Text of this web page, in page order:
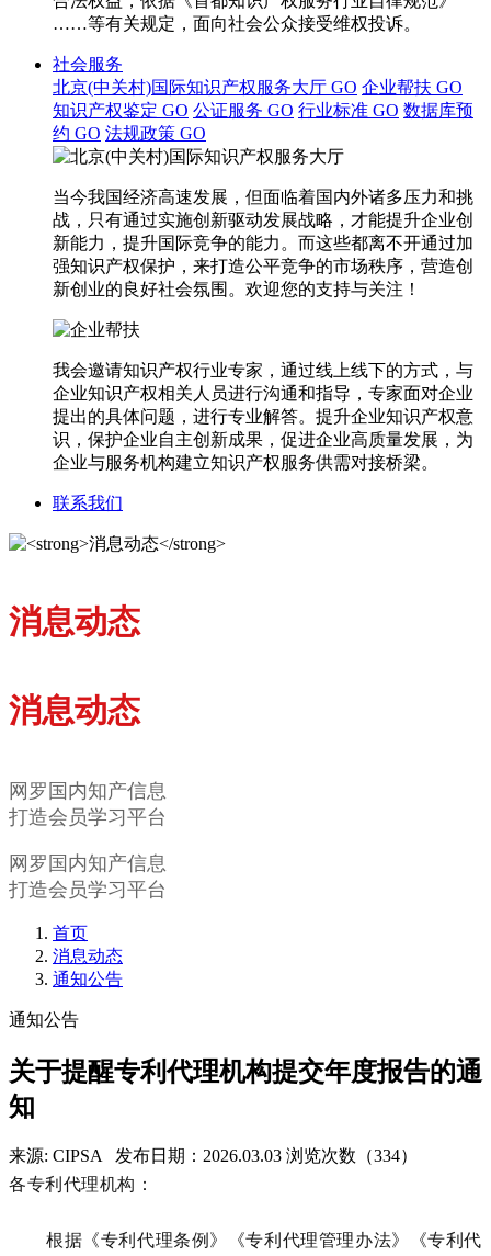
……等有关规定，面向社会公众接受维权投诉。
社会服务
北京(中关村)国际知识产权服务大厅 GO 企业帮扶 GO
知识产权鉴定 GO 公证服务 GO 行业标准 GO 数据库预
约 GO 法规政策 GO
当今我国经济高速发展，但面临着国内外诸多压力和挑
战，只有通过实施创新驱动发展战略，才能提升企业创
新能力，提升国际竞争的能力。而这些都离不开通过加
强知识产权保护，来打造公平竞争的市场秩序，营造创
新创业的良好社会氛围。欢迎您的支持与关注！
我会邀请知识产权行业专家，通过线上线下的方式，与
企业知识产权相关人员进行沟通和指导，专家面对企业
提出的具体问题，进行专业解答。提升企业知识产权意
识，保护企业自主创新成果，促进企业高质量发展，为
企业与服务机构建立知识产权服务供需对接桥梁。
联系我们
消息动态
消息动态
网罗国内知产信息
打造会员学习平台
网罗国内知产信息
打造会员学习平台
首页
消息动态
通知公告
通知公告
关于提醒专利代理机构提交年度报告的通
知
来源: CIPSA 发布日期：2026.03.03 浏览次数（334）
各专利代理机构：
根据《专利代理条例》《专利代理管理办法》《专利代